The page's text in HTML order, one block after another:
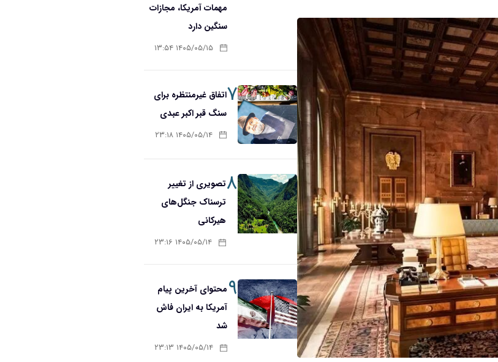
مهمات آمریکا، مجازات
سنگین دارد
۱۴۰۵/۰۵/۱۵ ۱۳:۵۴
۷اتفاق غیرمنتظره برای
سنگ قبر اکبر عبدی
۱۴۰۵/۰۵/۱۴ ۲۳:۱۸
۸تصویری از تغییر
ترسناک جنگل‌های
هیرکانی
۱۴۰۵/۰۵/۱۴ ۲۳:۱۶
۹محتوای آخرین پیام
آمریکا به ایران فاش
شد
۱۴۰۵/۰۵/۱۴ ۲۳:۱۳